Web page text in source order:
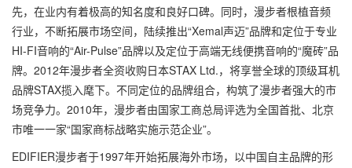
先，在业内有着极高的知名度和良好口碑。同时，漫步者根植音频
行业，不断拓展市场空间，陆续推出“Xemal声迈”品牌和定位于专业
HI-FI音响的“Air-Pulse”品牌以及定位于高端无线便携音响的“魔砖”品
牌。2012年漫步者全资收购日本STAX Ltd.，将享誉全球的顶级耳机
品牌STAX揽入麾下。不同定位的品牌组合，构筑了漫步者强大的市
场竞争力。2010年，漫步者由国家工商总局评选为全国首批、北京
市唯一一家“国家商标战略实施示范企业”。
EDIFIER漫步者于1997年开始拓展海外市场，以中国自主品牌的形